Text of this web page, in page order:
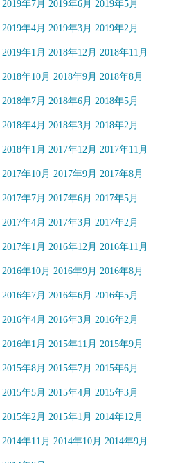
2019年7月 2019年6月 2019年5月
2019年4月 2019年3月 2019年2月
2019年1月 2018年12月 2018年11月
2018年10月 2018年9月 2018年8月
2018年7月 2018年6月 2018年5月
2018年4月 2018年3月 2018年2月
2018年1月 2017年12月 2017年11月
2017年10月 2017年9月 2017年8月
2017年7月 2017年6月 2017年5月
2017年4月 2017年3月 2017年2月
2017年1月 2016年12月 2016年11月
2016年10月 2016年9月 2016年8月
2016年7月 2016年6月 2016年5月
2016年4月 2016年3月 2016年2月
2016年1月 2015年11月 2015年9月
2015年8月 2015年7月 2015年6月
2015年5月 2015年4月 2015年3月
2015年2月 2015年1月 2014年12月
2014年11月 2014年10月 2014年9月